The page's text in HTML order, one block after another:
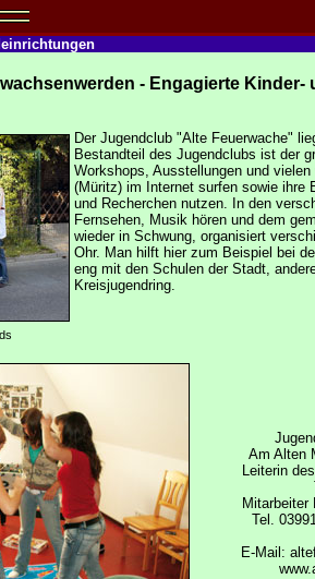
- Engagierte Kinder-
Der Jugendclub "Alte Feuerwache"
Bestandteil des Jugendclubs ist der
Workshops, Ausstellungen und
(Müritz) im Internet surfen sowie ihre
und Recherchen nutzen. In den
Fernsehen, Musik hören und dem
wieder in Schwung, organisiert
Ohr. Man hilft hier zum Beispiel bei
eng mit den Schulen der Stadt,
Kreisjugendring.
Am Alten
Leiterin
Mitarbeiter
Tel.
E-Mail: